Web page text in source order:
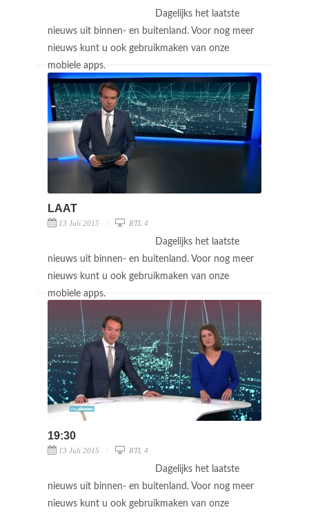
Dagelijks het laatste
nieuws uit binnen- en buitenland. Voor nog meer
nieuws kunt u ook gebruikmaken van onze
mobiele apps.
LAAT
13 Juli 2015 RTL 4
Dagelijks het laatste
nieuws uit binnen- en buitenland. Voor nog meer
nieuws kunt u ook gebruikmaken van onze
mobiele apps.
19:30
13 Juli 2015 RTL 4
Dagelijks het laatste
nieuws uit binnen- en buitenland. Voor nog meer
nieuws kunt u ook gebruikmaken van onze